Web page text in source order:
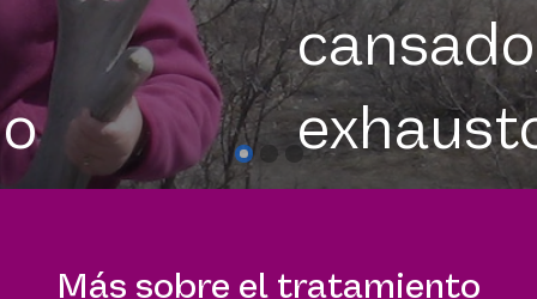
Historia
Más sobre el tratamiento